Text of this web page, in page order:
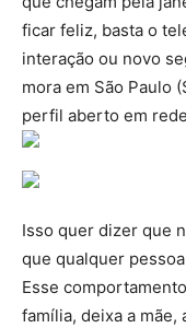
ficar feliz, basta o
interação ou novo
mora em São Paulo
perfil aberto em
Isso quer dizer que
que qualquer
Esse
família, deixa a mãe,